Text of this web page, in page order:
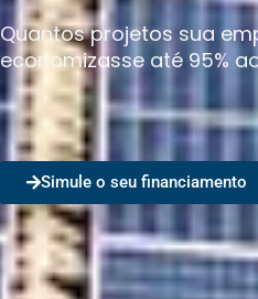
Quantos projetos sua
economizasse até 95%
Simule o seu financiamento